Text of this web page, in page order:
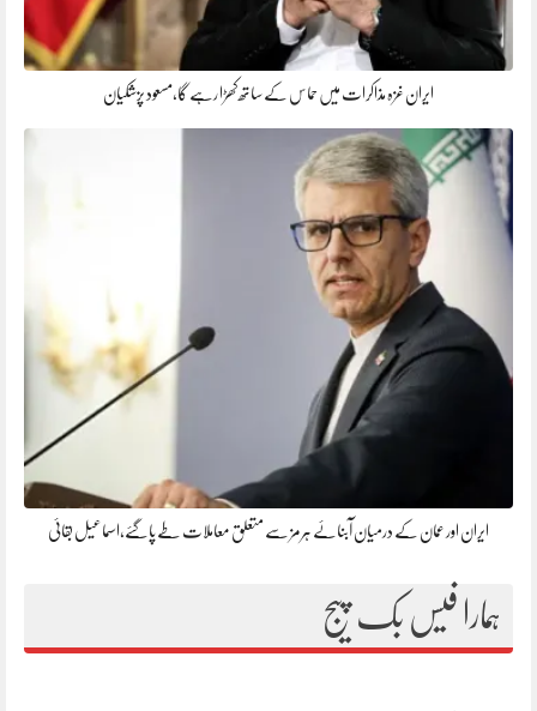
ایران غزہ مذاکرات میں حماس کے ساتھ کھڑا رہے گا،مسعود پزشکیان
ایران اور عمان کے درمیان آبنائے ہرمز سے متعلق معاملات طے پاگئے،اسماعیل بقائی
ہمارا فیس بک پیج